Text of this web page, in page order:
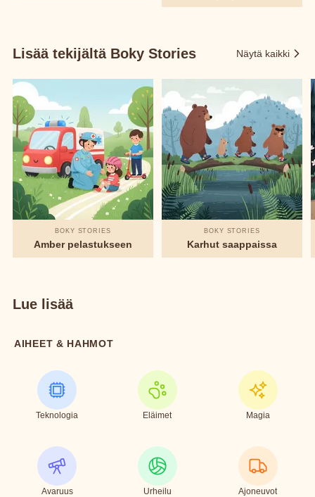
Lisää tekijältä Boky Stories Näytä kaikki
BOKY STORIES
Amber pelastukseen
BOKY STORIES
Karhut saappaissa
Lue lisää
AIHEET & HAHMOT
Teknologia Eläimet Magia
Avaruus Urheilu Ajoneuvot